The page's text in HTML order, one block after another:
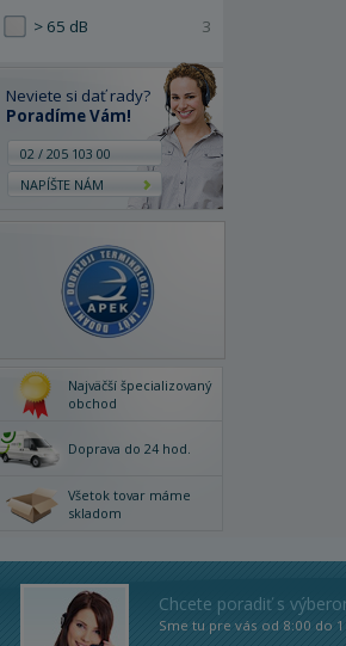
> 65 dB
3
Neviete si dať rady?
Poradíme Vám!
02 / 205 103 00
NAPÍŠTE NÁM
Najväčší špecializovaný
obchod
Doprava do 24 hod.
Všetok tovar máme
skladom
Chcete poradiť s
Sme tu pre vás od 8:00 do